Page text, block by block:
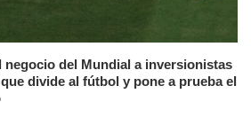
negocio del Mundial a inversionistas
divide al fútbol y pone a prueba el